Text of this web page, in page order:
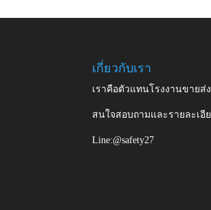
เกี่ยวกับเรา
เราคือตัวแทนโรงงานขายส่
สนใจสอบถามและรายละเอีย
Line:@safety27